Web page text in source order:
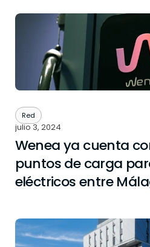
Red
julio 3, 2024
Wenea ya cuenta
puntos de carga
eléctricos entre